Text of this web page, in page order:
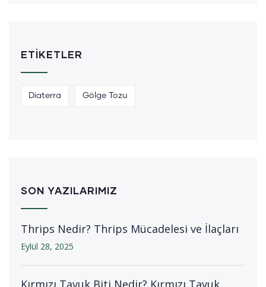
ETIKETLER
Diaterra Gölge Tozu
SON YAZILARIMIZ
Thrips Nedir? Thrips Mücadelesi ve İlaçları
Eylül 28, 2025
Kırmızı Tavuk Biti Nedir? Kırmızı Tavuk